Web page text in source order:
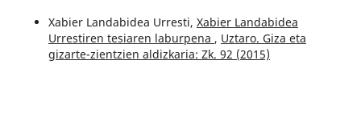
Xabier Landabidea Urresti, Xabier Landabidea
Urrestiren tesiaren laburpena , Uztaro. Giza eta
gizarte-zientzien aldizkaria: Zk. 92 (2015)